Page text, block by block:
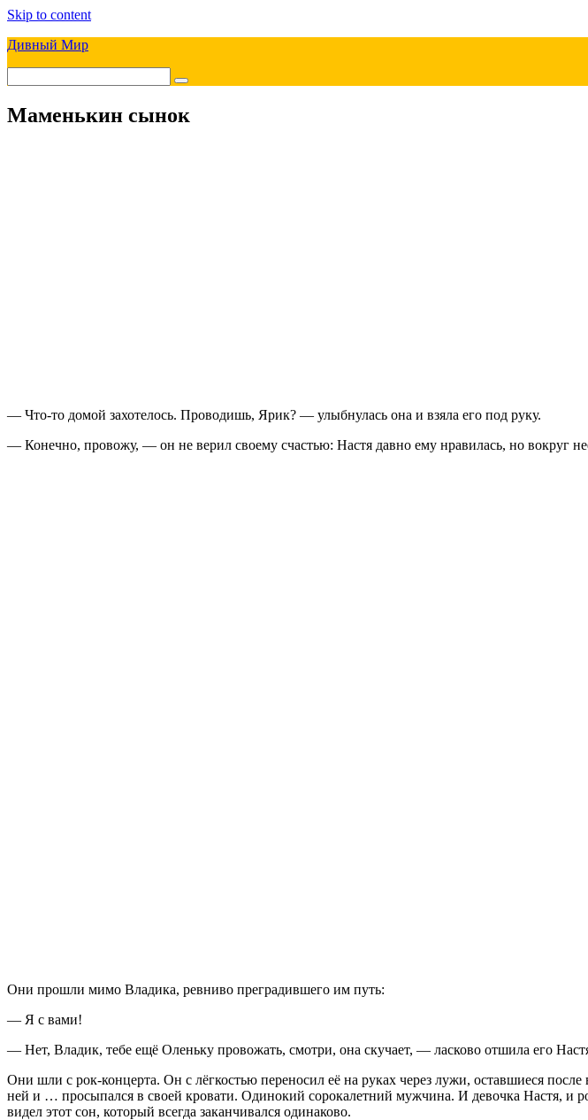
Skip to content
Дивный Мир
Маменькин сынок
— Что-то домой захотелось. Проводишь, Ярик? — улыбнулась она и взяла его под руку.
— Конечно, провожу, — он не верил своему счастью: Настя давно ему нравилась, но вокруг
Они прошли мимо Владика, ревниво преградившего им путь:
— Я с вами!
— Нет, Владик, тебе ещё Оленьку провожать, смотри, она скучает, — ласково отшила его
Они шли с рок-концерта. Он с лёгкостью переносил её на руках через лужи, оставшиеся
ней и … просыпался в своей кровати. Одинокий сорокалетний мужчина. И девочка Настя,
видел этот сон, который всегда заканчивался одинаково.